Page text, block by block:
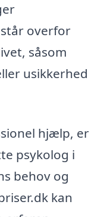
overfor
såsom
usikkerhed
hjælp, er
psykolog i
behov og
kan